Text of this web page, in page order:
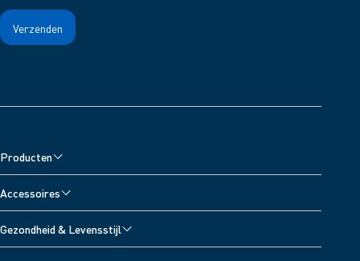
Producten
Vernevelaars
Pijnverlichters
Accessoires
Accessoires voor vernevelaars
Gezondheid & Levensstijl